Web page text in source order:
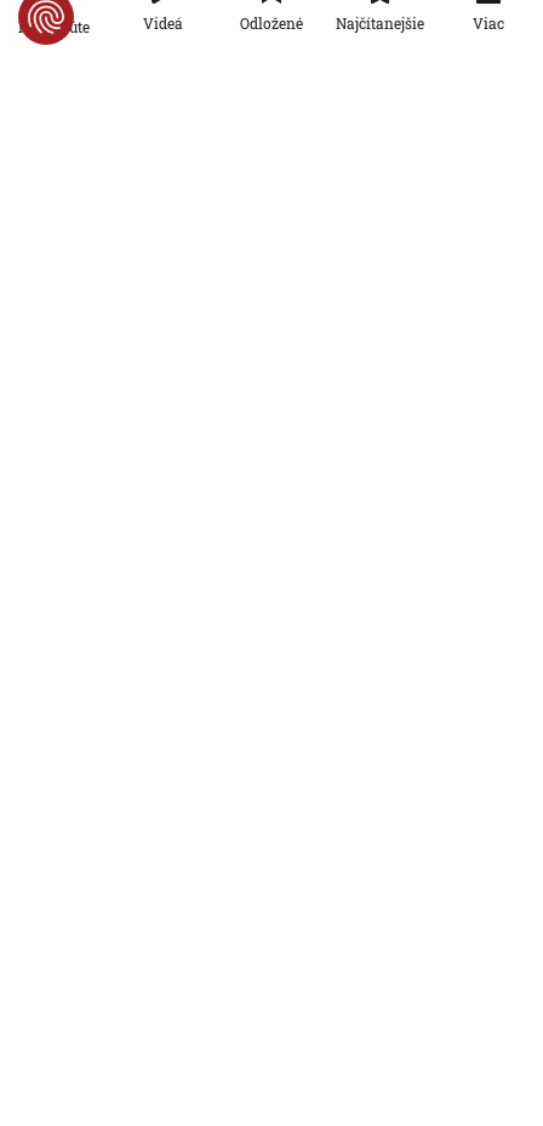
5. 8. 2026, 6:00:00
Po minúte Videá Odložené Najčítanejšie Viac